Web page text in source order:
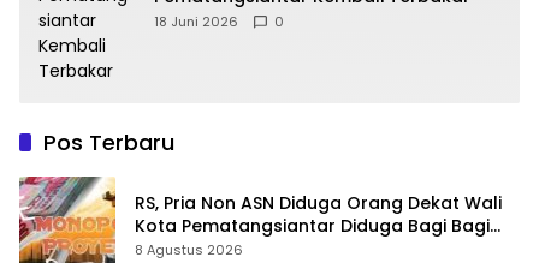
18 Juni 2026 0
Pos Terbaru
RS, Pria Non ASN Diduga Orang Dekat Wali
Kota Pematangsiantar Diduga Bagi Bagi
Proyek ke Kontraktor
8 Agustus 2026